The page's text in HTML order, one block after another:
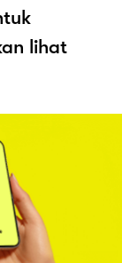
lihat